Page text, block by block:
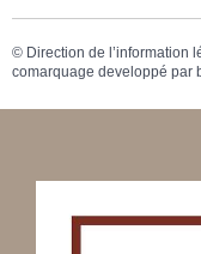
© Direction de l’information
comarquage developpé par